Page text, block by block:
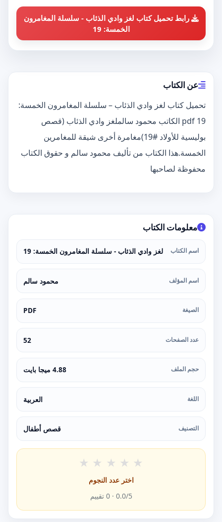
رابط تحميل كتاب لغز وادي الذئاب - سلسلة المغامرون
الخمسة: 19
عن الكتاب
تحميل كتاب لغز وادي الذئاب – سلسلة المغامرون الخمسة:
19 pdf الكاتب محمود سالملغز وادي الذئاب (قصص
بوليسية للأولاد #19)مغامرة أخرى شيقة للمغامرين
الخمسة.هذا الكتاب من تأليف محمود سالم و حقوق الكتاب
محفوظة لصاحبها
معلومات الكتاب
اسم الكتاب لغز وادي الذئاب - سلسلة المغامرون الخمسة: 19
اسم المؤلف محمود سالم
الصيغة PDF
عدد الصفحات 52
حجم الملف 4.88 ميجا بايت
اللغة العربية
التصنيف قصص أطفال
★ ★ ★ ★ ★
اختر عدد النجوم
0.0/5 ·
0 تقييم